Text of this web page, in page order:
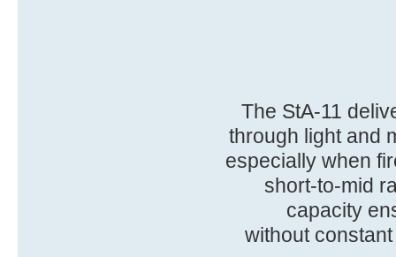
The StA-11
through light and
especially when
short-to-mid
capacity
without